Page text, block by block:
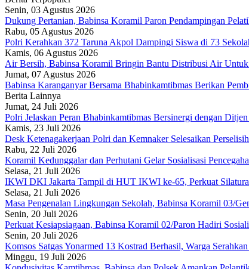
Senin, 03 Agustus 2026
Dukung Pertanian, Babinsa Koramil Paron Pendampingan
Rabu, 05 Agustus 2026
Polri Kerahkan 372 Taruna Akpol Dampingi Siswa di 73
Kamis, 06 Agustus 2026
Air Bersih, Babinsa Koramil Bringin Bantu Distribusi Air Untuk
Jumat, 07 Agustus 2026
Babinsa Karanganyar Bersama Bhabinkamtibmas Berikan
Berita Lainnya
Jumat, 24 Juli 2026
Polri Jelaskan Peran Bhabinkamtibmas Bersinergi dengan
Kamis, 23 Juli 2026
Desk Ketenagakerjaan Polri dan Kemnaker Selesaikan
Rabu, 22 Juli 2026
Koramil Kedunggalar dan Perhutani Gelar Sosialisasi
Selasa, 21 Juli 2026
IKWI DKI Jakarta Tampil di HUT IKWI ke-65, Perkuat
Selasa, 21 Juli 2026
Masa Pengenalan Lingkungan Sekolah, Babinsa Koramil 03/
Senin, 20 Juli 2026
Perkuat Kesiapsiagaan, Babinsa Koramil 02/Paron Hadiri
Senin, 20 Juli 2026
Komsos Satgas Yonarmed 13 Kostrad Berhasil, Warga
Minggu, 19 Juli 2026